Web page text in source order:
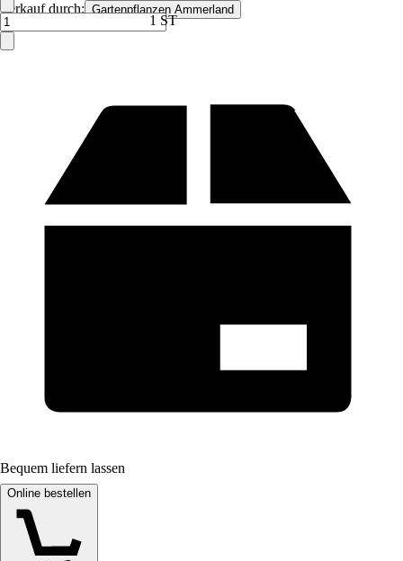
Verkauf durch: Gartenpflanzen Ammerland
1 ST
Bequem liefern lassen
Online bestellen